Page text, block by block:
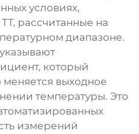
условиях,
рассчитанные на
диапазоне.
который
меняется выходное
температуры. Это
измерений